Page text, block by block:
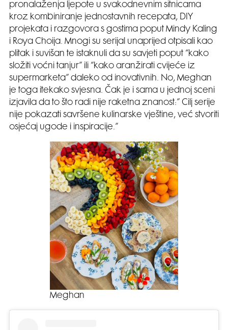
pronalaženja ljepote u svakodnevnim sitnicama
kroz kombiniranje jednostavnih recepata, DIY
projekata i razgovora s gostima poput Mindy Kaling
i Roya Choija. Mnogi su serijal unaprijed otpisali kao
plitak i suvišan te istaknuli da su savjeti poput “kako
složiti voćni tanjur” ili “kako aranžirati cvijeće iz
supermarketa” daleko od inovativnih. No, Meghan
je toga itekako svjesna. Čak je i sama u jednoj sceni
izjavila da to što radi nije raketna znanost:” Cilj serije
nije pokazati savršene kulinarske vještine, već stvoriti
osjećaj ugode i inspiracije.”
Meghan